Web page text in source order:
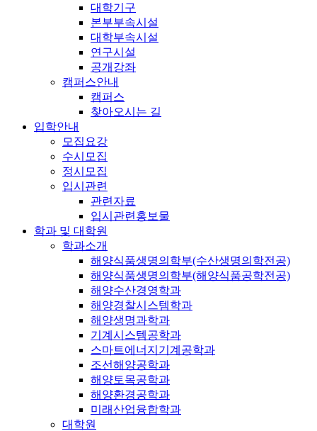
대학기구
본부부속시설
대학부속시설
연구시설
공개강좌
캠퍼스안내
캠퍼스
찾아오시는 길
입학안내
모집요강
수시모집
정시모집
입시관련
관련자료
입시관련홍보물
학과 및 대학원
학과소개
해양식품생명의학부(수산생명의학전공)
해양식품생명의학부(해양식품공학전공)
해양수산경영학과
해양경찰시스템학과
해양생명과학과
기계시스템공학과
스마트에너지기계공학과
조선해양공학과
해양토목공학과
해양환경공학과
미래산업융합학과
대학원